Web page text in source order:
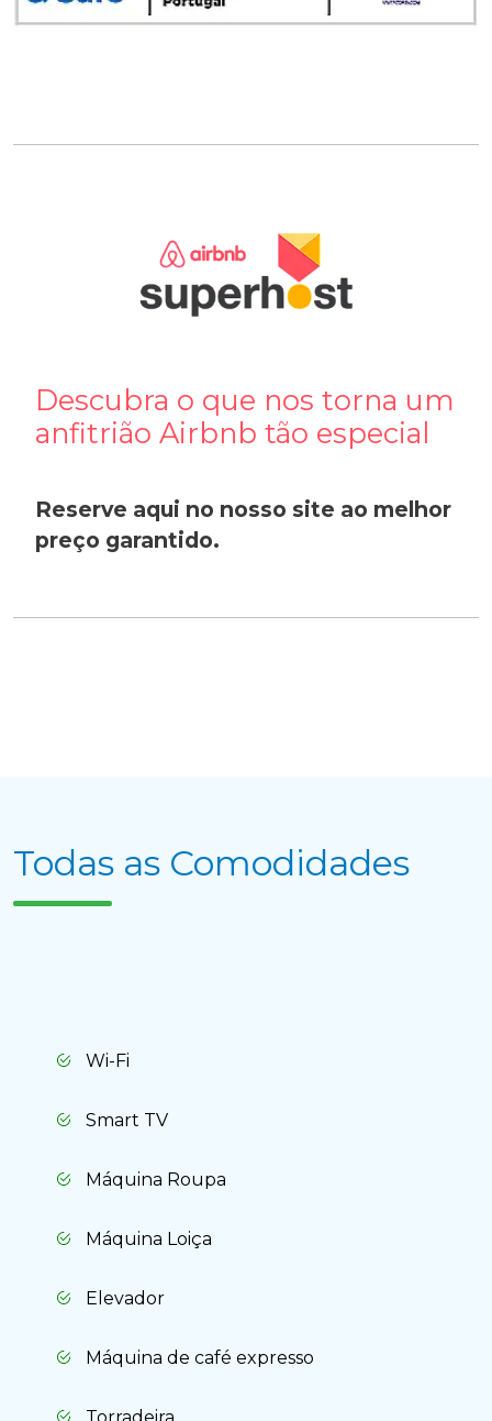
Descubra o que nos torna um
anfitrião Airbnb tão especial
Reserve aqui no nosso site ao melhor
preço garantido.
Todas as Comodidades
Wi-Fi
Smart TV
Máquina Roupa
Máquina Loiça
Elevador
Máquina de café expresso
Apagar histórico de conversação?